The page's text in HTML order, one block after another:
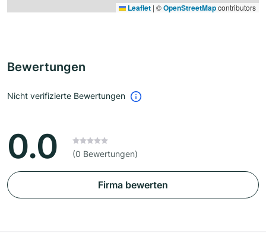
Leaflet | ©OpenStreetMapcontributors
Bewertungen
Nicht verifizierte Bewertungen
0.0 (0 Bewertungen)
Firma bewerten